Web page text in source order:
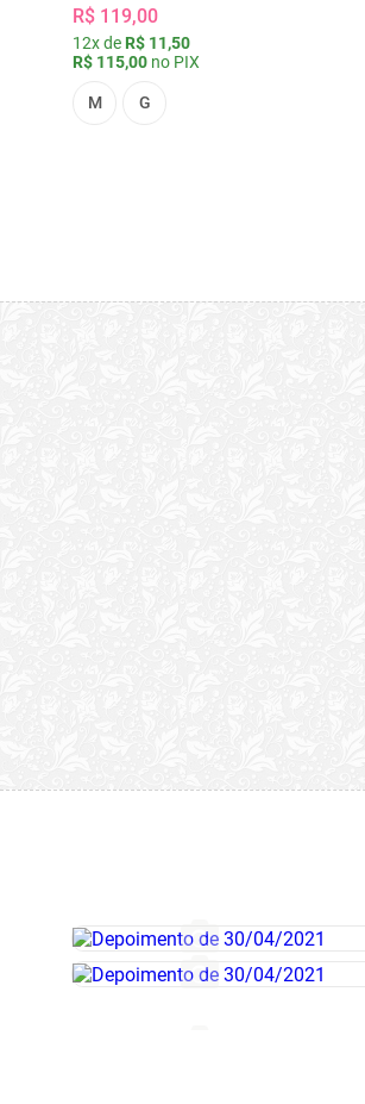
R$ 119,00
12x de R$ 11,50
R$ 115,00 no PIX
M G